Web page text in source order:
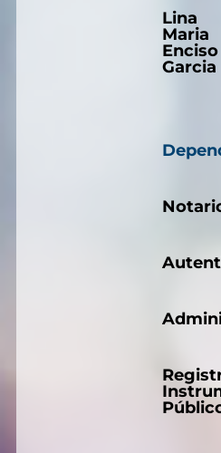
Lina
Maria
Enciso
Garcia